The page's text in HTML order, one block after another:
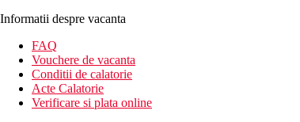
Informatii despre vacanta
FAQ
Vouchere de vacanta
Conditii de calatorie
Acte Calatorie
Verificare si plata online